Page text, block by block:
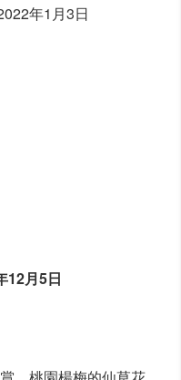
年1月3日
12月5日